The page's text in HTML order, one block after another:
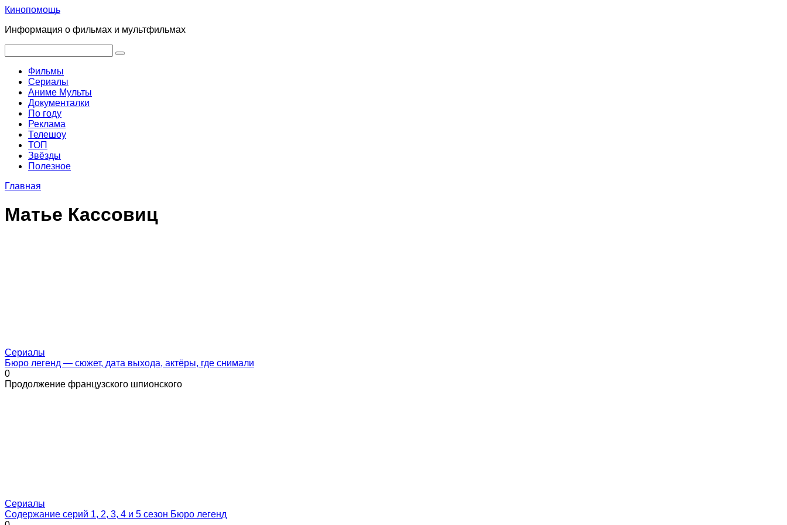
Перейти
контенту
Кинопомощь
Информация о фильмах и мультфильмах
Фильмы
Сериалы
Аниме Мульты
Документалки
По году
Реклама
Телешоу
ТОП
Звёзды
Полезное
Главная
Матье Кассовиц
Сериалы
Бюро легенд — сюжет, дата выхода, актёры, где снимали
0
Продолжение французского шпионского
Сериалы
Содержание серий 1, 2, 3, 4 и 5 сезон Бюро легенд